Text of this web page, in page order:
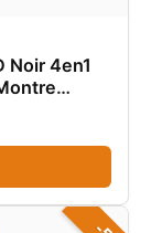
Noir 4en1
Salon